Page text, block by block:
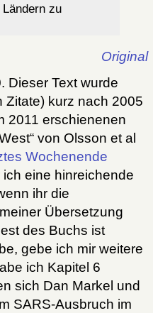
zu
Original
Dieser Text wurde
Zitate) kurz nach 2005
2011 erschienenen
von Olsson et al
Wochenende
ich eine hinreichende
ihr die
Übersetzung
des Buchs ist
gebe ich mir weitere
ich Kapitel 6
sich Dan Markel und
SARS-Ausbruch im